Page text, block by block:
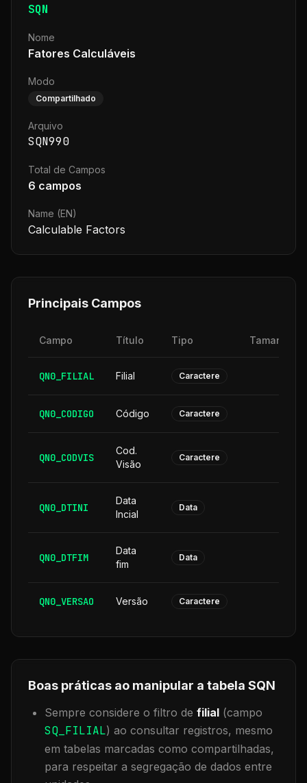
SQN
Nome
Fatores Calculáveis
Modo
Compartilhado
Arquivo
SQN990
Total de Campos
6 campos
Name (EN)
Calculable Factors
Principais Campos
Campo Título Tipo Tamanho
QN0_FILIAL Filial Caractere
QN0_CODIGO Código Caractere
QN0_CODVIS
Cod.
Visão
Caractere
QN0_DTINI
Data
Incial
Data
QN0_DTFIM
Data
fim
Data
QN0_VERSAO Versão Caractere
Boas práticas ao manipular a tabela SQN
Sempre considere o filtro de filial (campo
SQ_FILIAL) ao consultar registros, mesmo
em tabelas marcadas como compartilhadas,
para respeitar a segregação de dados entre